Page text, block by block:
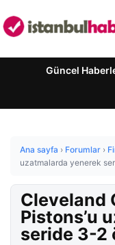
Güncel
Ana sayfa › Forumlar ›
uzatmalarda yenerek
Cleveland
Pistons’u
seride 3-2